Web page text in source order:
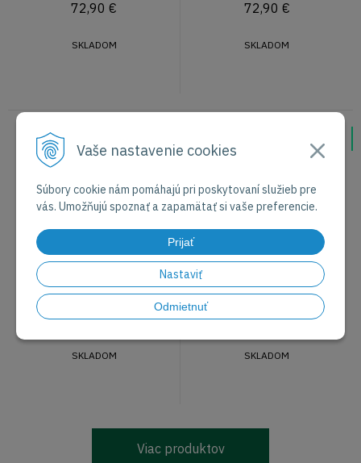
Vaše nastavenie cookies
Súbory cookie nám pomáhajú pri poskytovaní služieb pre
vás. Umožňujú spoznať a zapamätať si vaše preferencie.
Prijať
Nastaviť
Odmietnuť
72,90 €
SKLADOM
72,90 €
SKLADOM
FORGED Sebra - japonský
nôž Santoku 18 cm
NAJLEPŠIE VYCHYTÁVKY
72,90 €
SKLADOM
FORGED Olive - japonský nôž
Santoku 18 cm
72,90 €
SKLADOM
Viac produktov